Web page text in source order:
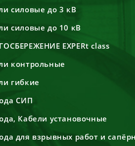
силовые до 3 кВ
силовые до 10 кВ
EXPERt class
контрольные
гибкие
СИП
Кабели установочные
для взрывных работ и